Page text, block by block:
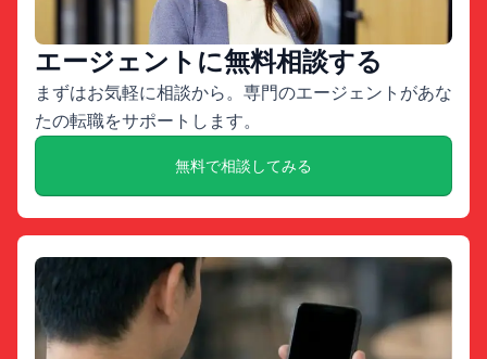
エージェントに無料相談する
まずはお気軽に相談から。専門のエージェントがあな
たの転職をサポートします。
無料で相談してみる